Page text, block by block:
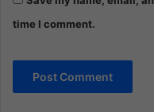
time I comment.